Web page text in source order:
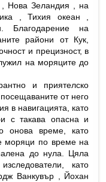
, Нова Зеландия , на
, Тихия океан ,
Благодарение на
райони от Кук,
и прецизност, в
на моряците до
и приятелско
от него
в навигацията, като
с такава опасна и
онова време, като
моряци по време на
до нула. Цяла
като
Ванкувър , Йохан